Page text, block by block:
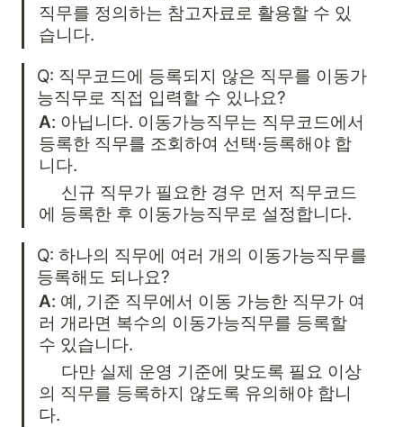
직무를 정의하는 참고자료로 활용할 수 있
습니다.
Q: 직무코드에 등록되지 않은 직무를 이동가
능직무로 직접 입력할 수 있나요?
A: 아닙니다. 이동가능직무는 직무코드에서
등록한 직무를 조회하여 선택·등록해야 합
니다.
에 등록한 후 이동가능직무로 설정합니다.
Q: 하나의 직무에 여러 개의 이동가능직무를
등록해도 되나요?
A: 예, 기준 직무에서 이동 가능한 직무가 여
러 개라면 복수의 이동가능직무를 등록할
수 있습니다.
의 직무를 등록하지 않도록 유의해야 합니
다.